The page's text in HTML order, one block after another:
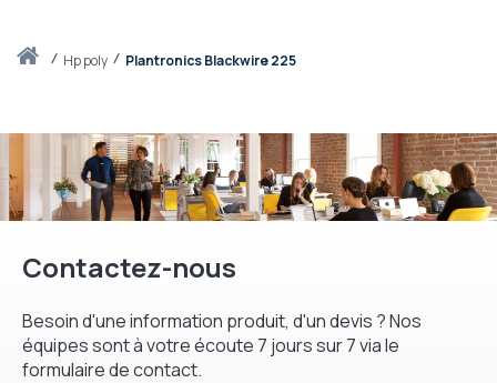
Accueilhp poly Plantronics Blackwire 225
Contactez-nous
Besoin d'une information produit, d'un devis ? Nos
équipes sont à votre écoute 7 jours sur 7 via le
formulaire de contact.